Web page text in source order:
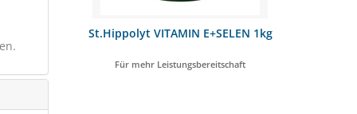
5kg St.Hippolyt VITAMIN E+SELEN 1kg
Für mehr Leistungsbereitschaft